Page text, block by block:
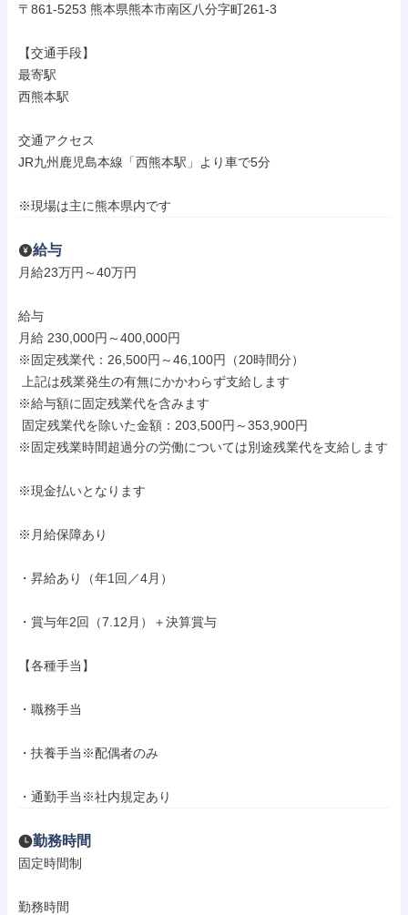
〒861-5253 熊本県熊本市南区八分字町261-3
【交通手段】
最寄駅
西熊本駅
交通アクセス
JR九州鹿児島本線「西熊本駅」より車で5分
※現場は主に熊本県内です
給与
月給23万円～40万円
給与
月給 230,000円～400,000円
※固定残業代：26,500円～46,100円（20時間分）
※給与額に固定残業代を含みます
※固定残業時間超過分の労働については別途残業代を支給します
※現金払いとなります
※月給保障あり
・昇給あり（年1回／4月）
・賞与年2回（7.12月）＋決算賞与
【各種手当】
・職務手当
・扶養手当※配偶者のみ
・通勤手当※社内規定あり
勤務時間
固定時間制
勤務時間